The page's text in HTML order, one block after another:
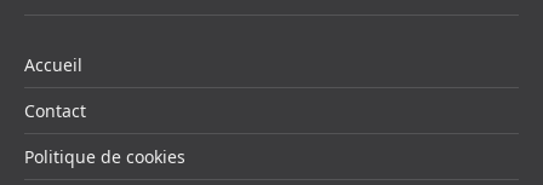
Accueil
Contact
Politique de cookies